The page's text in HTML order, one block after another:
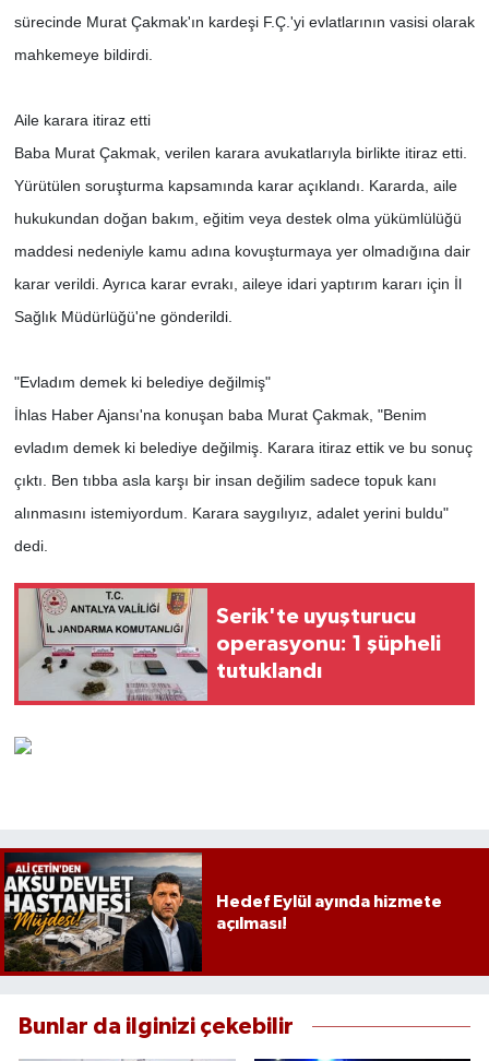
sürecinde Murat Çakmak'ın kardeşi F.Ç.'yi evlatlarının vasisi olarak
mahkemeye bildirdi.
Aile karara itiraz etti
Baba Murat Çakmak, verilen karara avukatlarıyla birlikte itiraz etti.
Yürütülen soruşturma kapsamında karar açıklandı. Kararda, aile
hukukundan doğan bakım, eğitim veya destek olma yükümlülüğü
maddesi nedeniyle kamu adına kovuşturmaya yer olmadığına dair
karar verildi. Ayrıca karar evrakı, aileye idari yaptırım kararı için İl
Sağlık Müdürlüğü'ne gönderildi.
"Evladım demek ki belediye değilmiş"
İhlas Haber Ajansı'na konuşan baba Murat Çakmak, "Benim
evladım demek ki belediye değilmiş. Karara itiraz ettik ve bu sonuç
çıktı. Ben tıbba asla karşı bir insan değilim sadece topuk kanı
alınmasını istemiyordum. Karara saygılıyız, adalet yerini buldu"
dedi.
Serik'te uyuşturucu
operasyonu: 1 şüpheli
tutuklandı
Hedef Eylül ayında hizmete
açılması!
Bunlar da ilginizi çekebilir